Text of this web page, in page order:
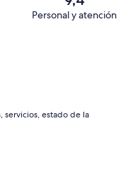
Personal y atención
servicios, estado de la